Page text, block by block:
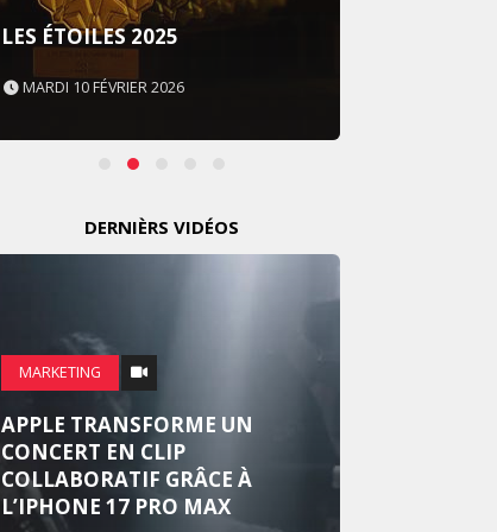
LES ÉTOILES 2025
MARDI 10 FÉVRIER 2026
DERNIÈRS VIDÉOS
MARKETING
APPLE TRANSFORME UN
CONCERT EN CLIP
COLLABORATIF GRÂCE À
L’IPHONE 17 PRO MAX